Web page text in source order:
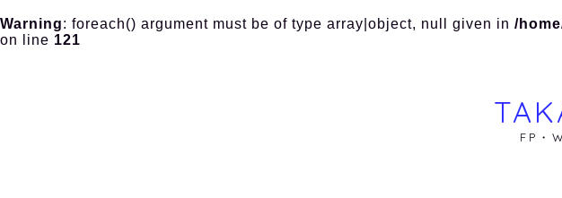
Warning: foreach() argument must be of type array|object, null given in /
on line 121
FP・